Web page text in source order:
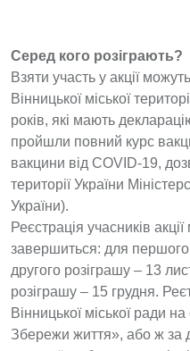
Серед кого розіграють?
Взяти участь у акції
Вінницької міської
років, які мають
пройшли повний курс
вакцини від COVID-19,
території України
України).
Реєстрація учасників
завершиться: для
другого розіграшу – 13
розіграшу – 15 грудня.
Вінницької міської ради
Збережи життя», або ж за